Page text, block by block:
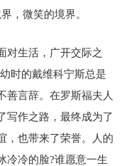
，微笑的境界。
对生活，广开交际之
时的戴维科宁斯总是
善言辞。在罗斯福夫人
写作之路，最终成为了
，也带来了荣誉。人的
冷冷的脸?谁愿意一生